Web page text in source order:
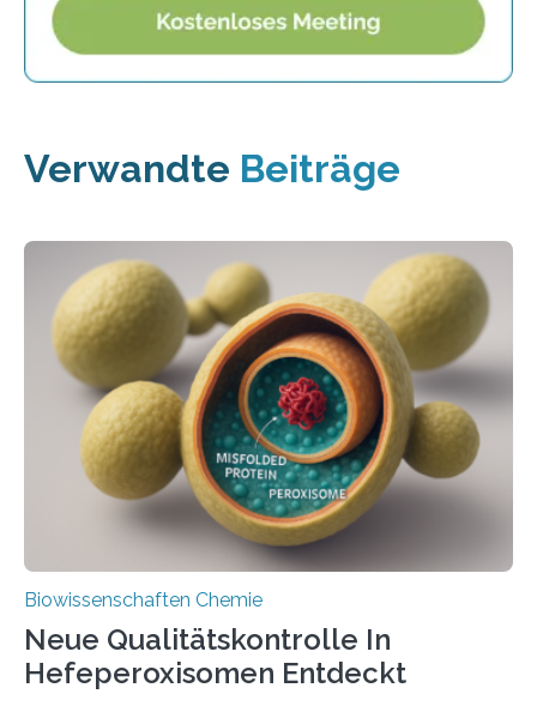
Verwandte Beiträge
Biowissenschaften Chemie
Neue Qualitätskontrolle In
Hefeperoxisomen Entdeckt